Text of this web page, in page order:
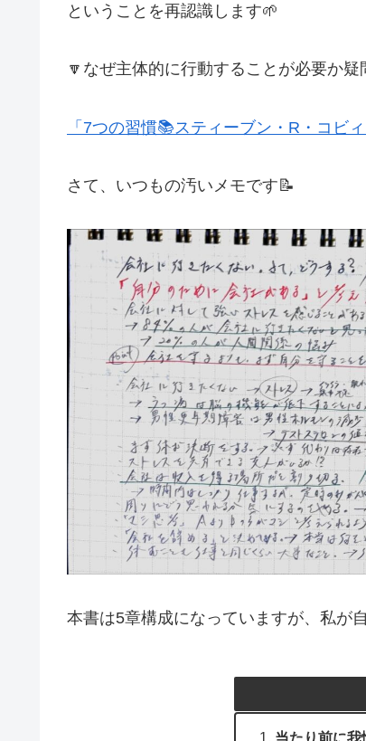
ということを再認識します🌱
🔽なぜ主体的に行動することが必要か
「7つの習慣📚スティーブン・R・コビィ
さて、いつもの汚いメモです📝
本書は5章構成になっていますが、私が